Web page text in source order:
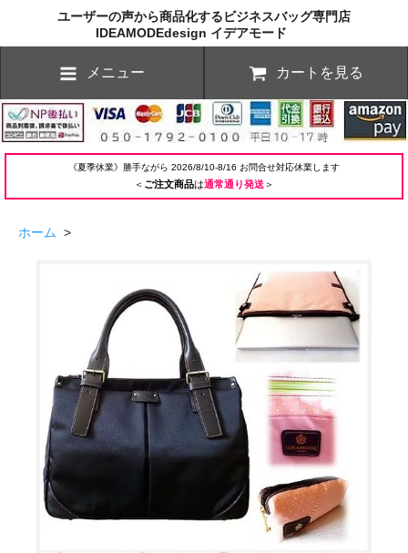
ユーザーの声から商品化するビジネスバッグ専門店
IDEAMODEdesign イデアモード
メニュー カートを見る
《夏季休業》勝手ながら 2026/8/10-8/16 お問合せ対応休業します
＜ ご注文商品は通常通り発送＞
ホーム >